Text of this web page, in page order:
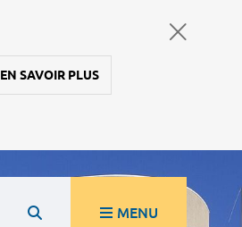
EN SAVOIR PLUS
MENU